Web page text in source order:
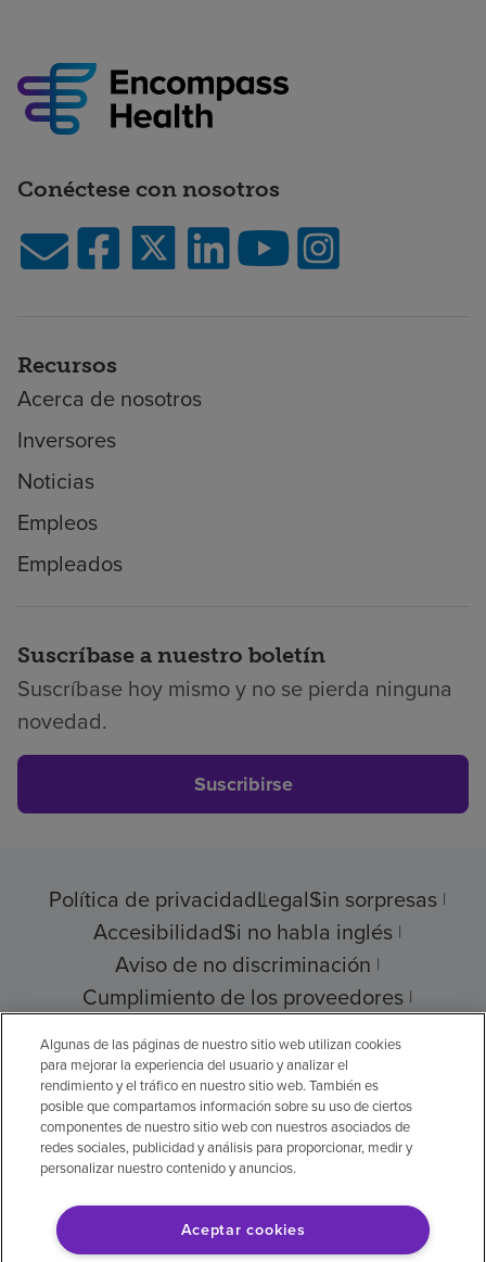
Conéctese con nosotros
Recursos
Acerca de nosotros
Inversores
Noticias
Empleos
Empleados
Suscríbase a nuestro boletín
Suscríbase hoy mismo y no se pierda ninguna
novedad.
Suscribirse
Política de privacidadLegalSin sorpresas
AccesibilidadSi no habla inglés
Aviso de no discriminación
Cumplimiento de los proveedores
Transparencia de precios
© 2026 Encompass Health Corporation
Preferencias de cookies
Aviso legal: Se tradujo con la ayuda de
Algunas de las páginas de nuestro sitio web utilizan cookies
para mejorar la experiencia del usuario y analizar el
rendimiento y el tráfico en nuestro sitio web. También es
posible que compartamos información sobre su uso de ciertos
componentes de nuestro sitio web con nuestros asociados de
redes sociales, publicidad y análisis para proporcionar, medir y
personalizar nuestro contenido y anuncios.
Aceptar cookies